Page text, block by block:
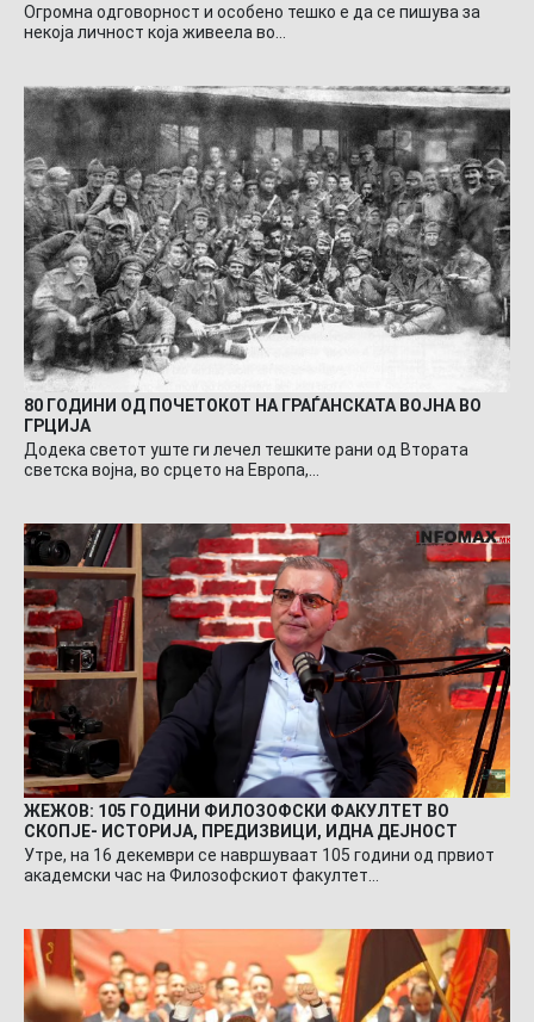
Огромна одговорност и особено тешко е да се пишува за
некоја личност која живеела во…
80 ГОДИНИ ОД ПОЧЕТОКОТ НА ГРАЃАНСКАТА ВОЈНА ВО
ГРЦИЈА
Додека светот уште ги лечел тешките рани од Втората
светска војна, во срцето на Европа,…
ЖЕЖОВ: 105 ГОДИНИ ФИЛОЗОФСКИ ФАКУЛТЕТ ВО
СКОПЈЕ- ИСТОРИЈА, ПРЕДИЗВИЦИ, ИДНА ДЕЈНОСТ
Утре, на 16 декември се навршуваат 105 години од првиот
академски час на Филозофскиот факултет…